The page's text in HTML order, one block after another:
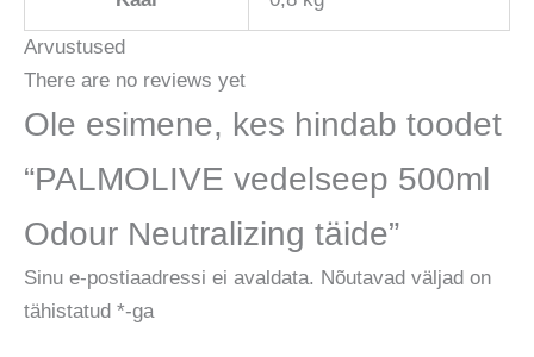
Arvustused
There are no reviews yet
Ole esimene, kes hindab toodet
“PALMOLIVE vedelseep 500ml
Odour Neutralizing täide”
Sinu e-postiaadressi ei avaldata. Nõutavad väljad on
tähistatud *-ga